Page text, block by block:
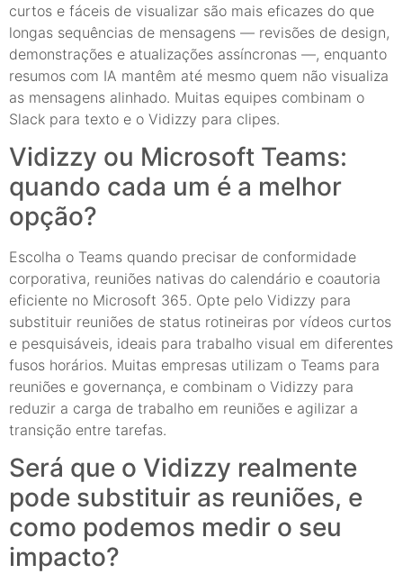
curtos e fáceis de visualizar são mais eficazes do que
longas sequências de mensagens — revisões de design,
demonstrações e atualizações assíncronas —, enquanto
resumos com IA mantêm até mesmo quem não visualiza
as mensagens alinhado. Muitas equipes combinam o
Slack para texto e o Vidizzy para clipes.
Vidizzy ou Microsoft Teams:
quando cada um é a melhor
opção?
Escolha o Teams quando precisar de conformidade
corporativa, reuniões nativas do calendário e coautoria
eficiente no Microsoft 365. Opte pelo Vidizzy para
substituir reuniões de status rotineiras por vídeos curtos
e pesquisáveis, ideais para trabalho visual em diferentes
fusos horários. Muitas empresas utilizam o Teams para
reuniões e governança, e combinam o Vidizzy para
reduzir a carga de trabalho em reuniões e agilizar a
transição entre tarefas.
Será que o Vidizzy realmente
pode substituir as reuniões, e
como podemos medir o seu
impacto?